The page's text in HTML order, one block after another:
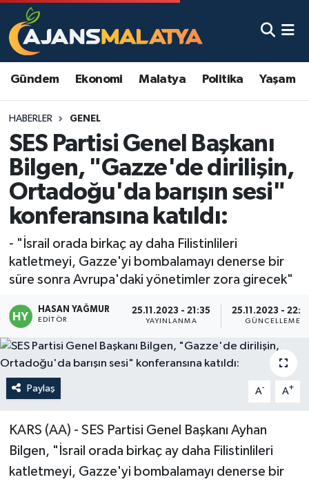
Gündem Ekonomi Malatya Politika Yaşam
HABERLER GENEL
SES Partisi Genel Başkanı
Bilgen, "Gazze'de dirilişin,
Ortadoğu'da barışın sesi"
konferansına katıldı:
- "İsrail orada birkaç ay daha Filistinlileri
katletmeyi, Gazze'yi bombalamayı denerse bir
süre sonra Avrupa'daki yönetimler zora girecek"
HASAN YAĞMUR
EDITÖR
25.11.2023 - 21:35
YAYINLANMA
25.11.2023 -
GÜNCELLEME
Paylaş A- A+
KARS (AA) - SES Partisi Genel Başkanı Ayhan
Bilgen, "İsrail orada birkaç ay daha Filistinlileri
katletmeyi, Gazze'yi bombalamayı denerse bir
Asayiş
Eğitim
Gündem
Kültür & Sanat
Sağlık
Teknoloji
Yaşam
Malatya Nöbetçi Eczaneler
Malatya Namaz Vakitleri
Malatya Trafik Yoğunluk Haritası
TFF 3.Lig 2.Grup Puan Durumu ve Fikstür
Son Dakika Haberleri